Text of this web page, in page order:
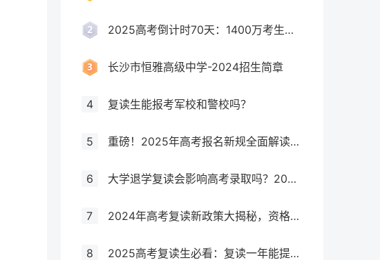
2025高考倒计时70天：1400万考生创历史新高，复读生占比突破40%！
长沙市恒雅高级中学-2024招生简章
4 复读生能报考军校和警校吗？
5 重磅！2025年高考报名新规全面解读，这些考生将失去报考资格！
6 大学退学复读会影响高考录取吗？2025年最新政策解读与成功策略
7 2024年高考复读新政策大揭秘，资格、次数、课程全解析
8 2025高考复读生必看：复读一年能提多少分？关键因素大揭秘！